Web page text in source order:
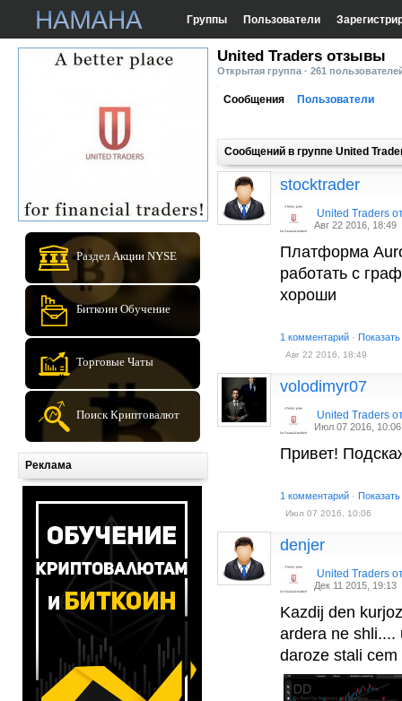
Группы Пользователи
Раздел Акции NYSE
Биткоин Обучение
Торговые Чаты
Поиск Криптовалют
Реклама
United Traders отзывы
Открытая группа · 261
Сообщения Пользователи
Сообщений в группе United
stocktrader
United Traders
Авг 22 2016, 18:49
Платформа
работать с
хороши
1 комментарий ·
Авг 22 2016, 18:49
volodimyr07
United Traders
Июл 07 2016, 10:06
Привет!
1 комментарий ·
Июл 07 2016, 10:06
denjer
United Traders
Дек 11 2015, 19:13
Kazdij den
ardera ne shli....
daroze stali cem